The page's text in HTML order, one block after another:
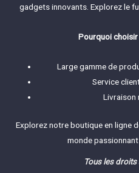
gadgets innovants. Explorez le
Pourquoi choisir
Large gamme de
Service
Livraison
Explorez notre boutique en ligne
monde
Tous les